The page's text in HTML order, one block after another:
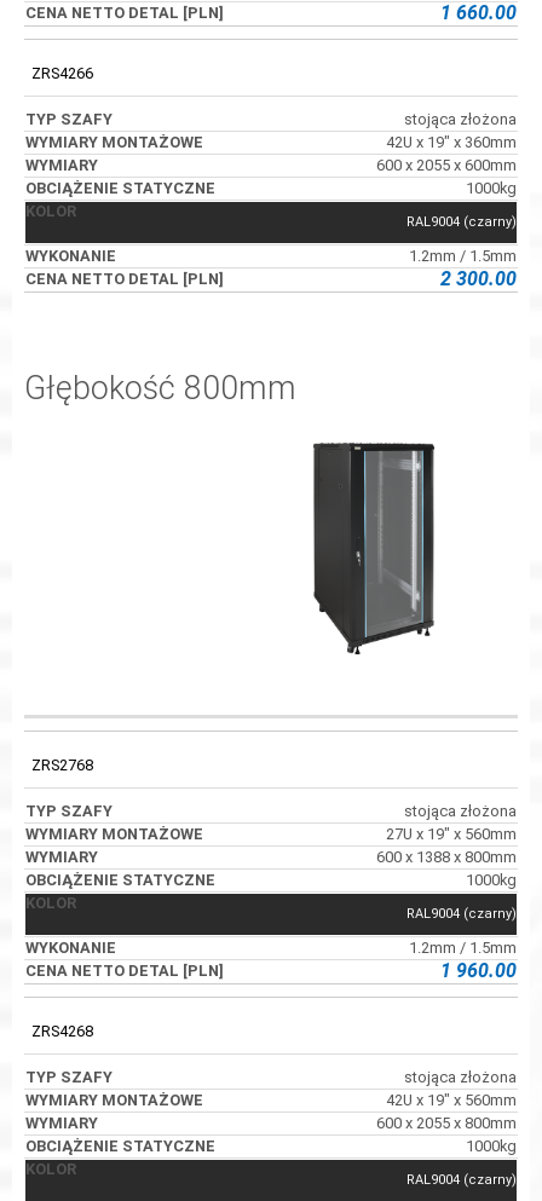
1 660.00
ZRS4266
stojąca złożona
42U x 19" x 360mm
600 x 2055 x 600mm
1000kg
RAL9004 (czarny)
1.2mm / 1.5mm
2 300.00
Głębokość 800mm
WYMIARY
MONTAŻOWE
ZRS2768
stojąca złożona
27U x 19" x 560mm
600 x 1388 x 800mm
1000kg
RAL9004 (czarny)
1.2mm / 1.5mm
1 960.00
ZRS4268
stojąca złożona
42U x 19" x 560mm
600 x 2055 x 800mm
1000kg
RAL9004 (czarny)